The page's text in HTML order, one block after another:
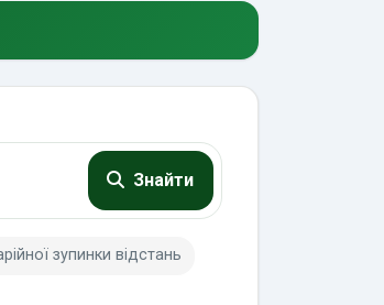
Знайти
зупинки відстань